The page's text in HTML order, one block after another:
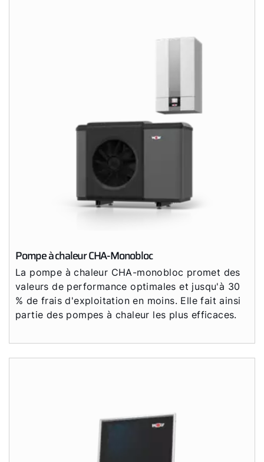
Pompe à chaleur CHA-Monobloc
La pompe à chaleur CHA-monobloc promet des
valeurs de performance optimales et jusqu'à 30
% de frais d'exploitation en moins. Elle fait ainsi
partie des pompes à chaleur les plus efficaces.